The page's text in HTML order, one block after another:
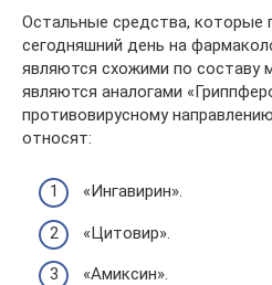
Остальные средства, которые
сегодняшний день на
являются схожими по составу
являются аналогами
противовирусному
относят:
«Ингавирин».
«Цитовир».
«Амиксин».